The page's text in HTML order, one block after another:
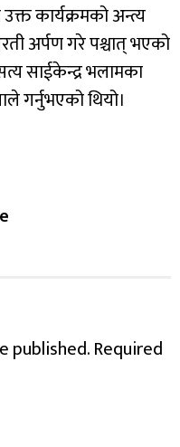
कार्यक्रमको अन्त्य
अर्पण गरे पश्चात् भएको
साईकेन्द्र भलामका
गर्नुभएको थियो।
published.Required